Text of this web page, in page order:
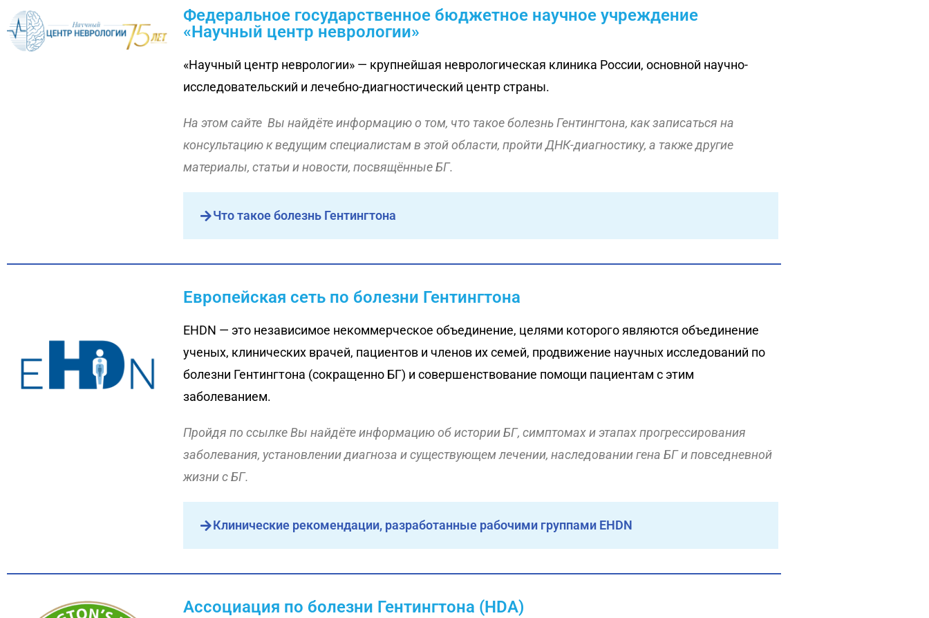
Федеральное государственное бюджетное научное учреждение
«Научный центр неврологии»
«Научный центр неврологии» — крупнейшая неврологическая клиника России, основной научно-
исследовательский и лечебно-диагностический центр страны.
На этом сайте Вы найдёте информацию о том, что такое болезнь Гентингтона, как записаться на
консультацию к ведущим специалистам в этой области, пройти ДНК-диагностику, а также другие
материалы, статьи и новости, посвящённые БГ.
Что такое болезнь Гентингтона
Европейская сеть по болезни Гентингтона
EHDN — это независимое некоммерческое объединение, целями которого являются объединение
ученых, клинических врачей, пациентов и членов их семей, продвижение научных исследований по
болезни Гентингтона (сокращенно БГ) и совершенствование помощи пациентам с этим
заболеванием.
Пройдя по ссылке Вы найдёте информацию об истории БГ, симптомах и этапах прогрессирования
заболевания, установлении диагноза и существующем лечении, наследовании гена БГ и повседневной
жизни с БГ.
Клинические рекомендации, разработанные рабочими группами EHDN
Ассоциация по болезни Гентингтона (HDA)